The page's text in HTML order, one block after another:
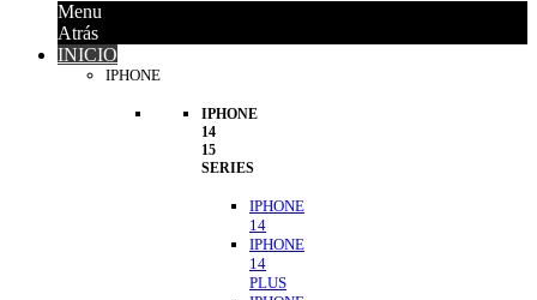
Menu
Atrás
INICIO
IPHONE
IPHONE
14
15
SERIES
IPHONE
14
IPHONE
14
PLUS